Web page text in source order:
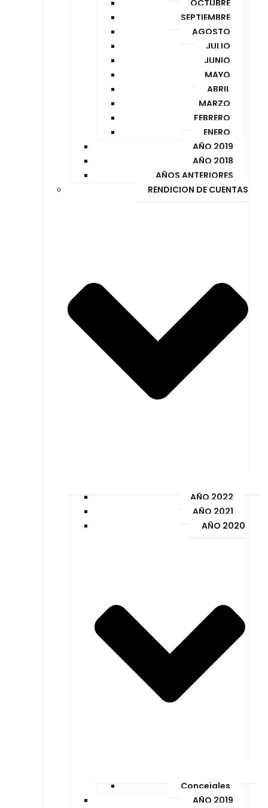
OCTUBRE
SEPTIEMBRE
AGOSTO
JULIO
JUNIO
MAYO
ABRIL
MARZO
FEBRERO
ENERO
AÑO 2019
AÑO 2018
AÑOS ANTERIORES
RENDICION DE CUENTAS
AÑO 2022
AÑO 2021
AÑO 2020
Concejales
AÑO 2019